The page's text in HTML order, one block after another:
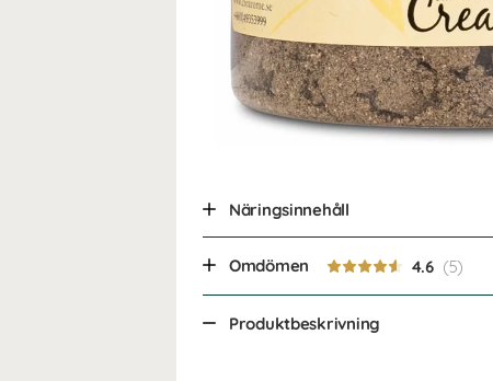
Näringsinnehåll
Omdömen 4.6
Produktbeskrivning